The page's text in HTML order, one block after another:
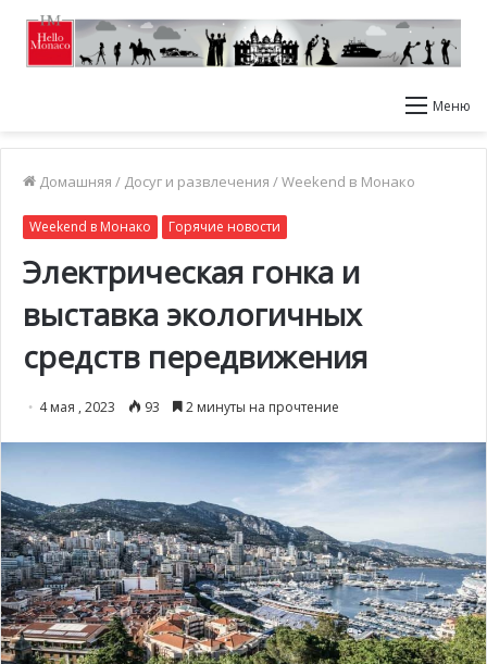
Меню
Домашняя / Досуг и развлечения /Weekend в Монако
Weekend в Монако Горячие новости
Электрическая гонка и
выставка экологичных
средств передвижения
4 мая , 2023 93 2 минуты на прочтение